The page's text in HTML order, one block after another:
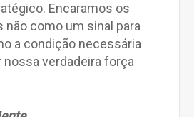
Encaramos os
como um sinal para
a condição necessária
nossa verdadeira força